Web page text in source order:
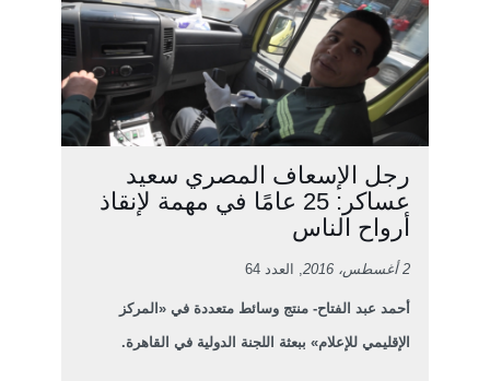
رجل الإسعاف المصري سعيد
عساكر: 25 عامًا في مهمة لإنقاذ
أرواح الناس
2 أغسطس، 2016 , العدد 64
أحمد عبد الفتاح- منتج وسائط متعددة في «المركز
الإقليمي للإعلام» ببعثة اللجنة الدولية في القاهرة.